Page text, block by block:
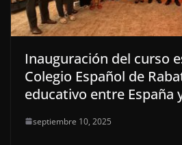
Inauguración del curso
Colegio Español de
educativo entre España
septiembre 10, 2025